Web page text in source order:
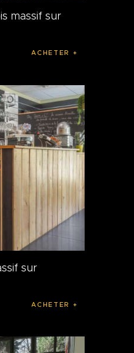
massif sur
ACHETER
sur
ACHETER